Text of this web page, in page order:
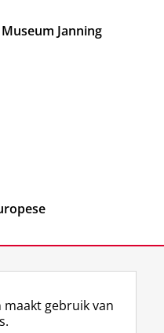
Janning
gebruik van